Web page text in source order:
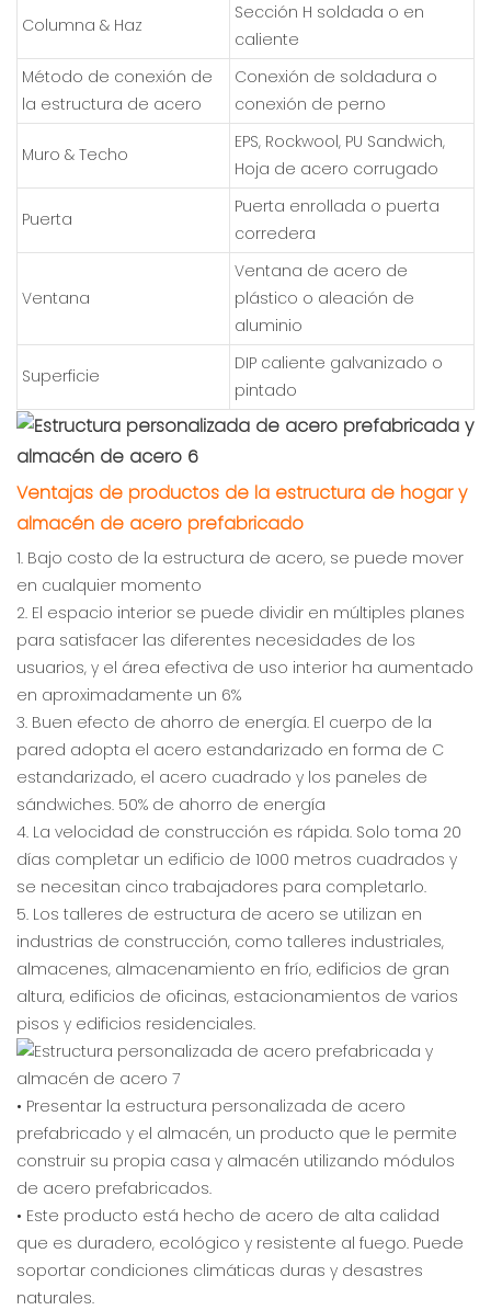
Columna & Haz
Sección H soldada o en
caliente
Método de conexión de
la estructura de acero
Conexión de soldadura o
conexión de perno
Muro & Techo
EPS, Rockwool, PU Sandwich,
Hoja de acero corrugado
Puerta
Puerta enrollada o puerta
corredera
Ventana
Ventana de acero de
plástico o aleación de
aluminio
Superficie
DIP caliente galvanizado o
pintado
Ventajas de productos de la estructura de hogar y
almacén de acero prefabricado
1. Bajo costo de la estructura de acero, se puede mover
en cualquier momento
2. El espacio interior se puede dividir en múltiples planes
para satisfacer las diferentes necesidades de los
usuarios, y el área efectiva de uso interior ha aumentado
en aproximadamente un 6%
3. Buen efecto de ahorro de energía. El cuerpo de la
pared adopta el acero estandarizado en forma de C
estandarizado, el acero cuadrado y los paneles de
sándwiches. 50% de ahorro de energía
4. La velocidad de construcción es rápida. Solo toma 20
días completar un edificio de 1000 metros cuadrados y
se necesitan cinco trabajadores para completarlo.
5. Los talleres de estructura de acero se utilizan en
industrias de construcción, como talleres industriales,
almacenes, almacenamiento en frío, edificios de gran
altura, edificios de oficinas, estacionamientos de varios
pisos y edificios residenciales.
• Presentar la estructura personalizada de acero
prefabricado y el almacén, un producto que le permite
construir su propia casa y almacén utilizando módulos
de acero prefabricados.
• Este producto está hecho de acero de alta calidad
que es duradero, ecológico y resistente al fuego. Puede
soportar condiciones climáticas duras y desastres
naturales.